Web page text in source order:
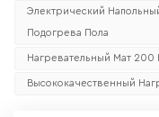
Электрический
Подогрева Пола
Нагревательный Мат
Высококачественный